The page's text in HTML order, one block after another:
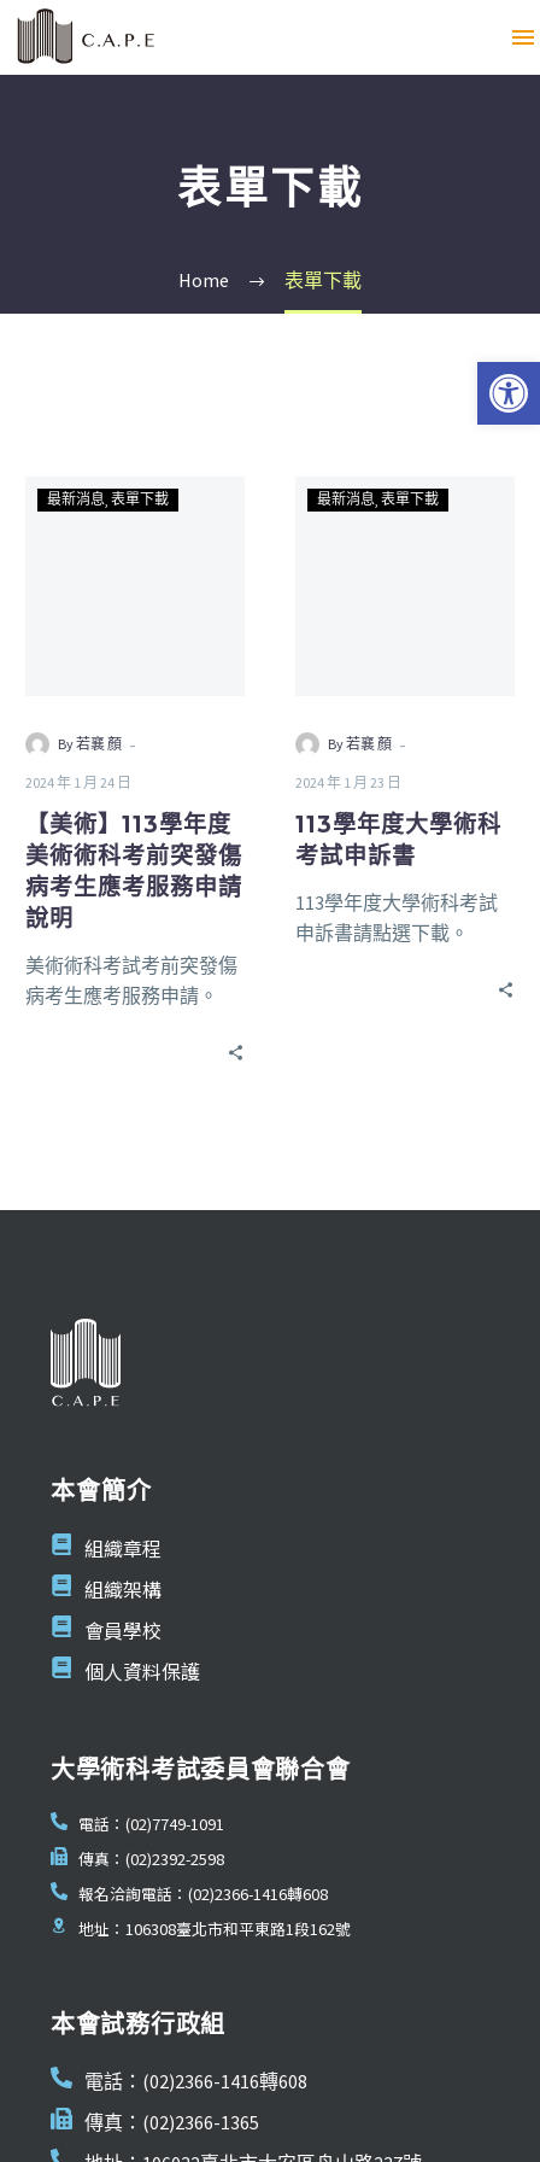
表單下載
Home 表單下載
最新消息 表單下載
By 若襄 顏 -
2024 年 1 月 24 日
【美術】113學年度
美術術科考前突發傷
病考生應考服務申請
說明
美術術科考試考前突發傷
病考生應考服務申請。
最新消息 表單下載
By 若襄 顏 -
2024 年 1 月 23 日
113學年度大學術科
考試申訴書
113學年度大學術科考試
申訴書請點選下載。
本會簡介
組織章程
組織架構
會員學校
個人資料保護
大學術科考試委員會聯合會
電話：(02)7749-1091
傳真：(02)2392-2598
報名洽詢電話：(02)2366-1416轉608
地址：106308臺北市和平東路1段162號
本會試務行政組
電話：(02)2366-1416轉608
傳真：(02)2366-1365